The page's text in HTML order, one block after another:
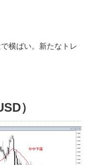
横ばい。新たなトレ
）